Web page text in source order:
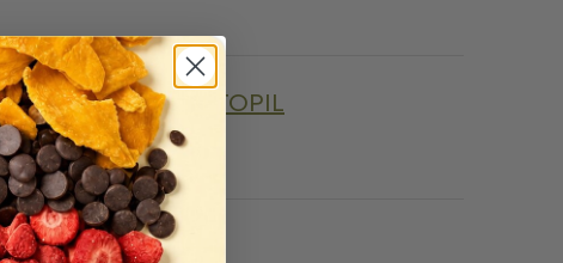
JIŘÍ NETOPIL
KILIKIA